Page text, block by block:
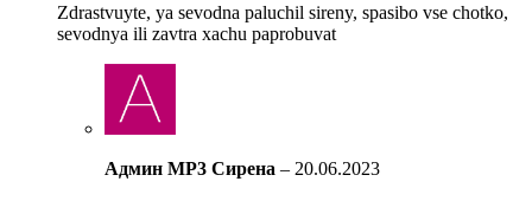
Zdrastvuyte, ya sevodna paluchil sireny, spasibo vse chotko,
sevodnya ili zavtra xachu paprobuvat
Админ MP3 Сирена – 20.06.2023